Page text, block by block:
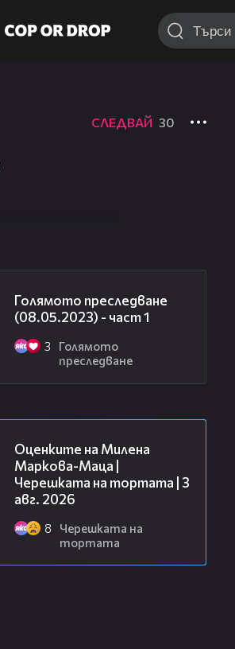
СЛЕДВАЙ 30
Голямото преследване
(08.05.2023) - част 1
3
Голямото
преследване
Оценките на Милена
Маркова-Маца |
Черешката на тортата | 3
авг. 2026
8
Черешката на
тортата